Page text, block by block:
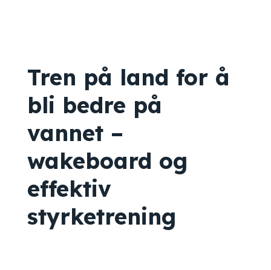
Tren på land for å
bli bedre på
vannet –
wakeboard og
effektiv
styrketrening